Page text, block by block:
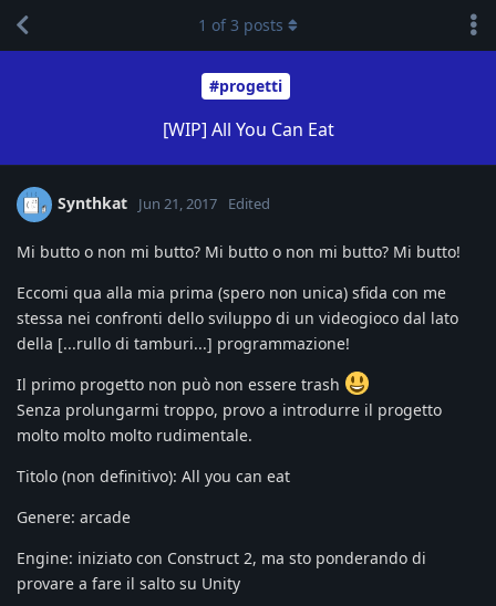
#progetti
[WIP] All You Can Eat
1 of3 posts
Synthkat Jun 21, 2017 Edited
Mi butto o non mi butto? Mi butto o non mi butto? Mi butto!
Eccomi qua alla mia prima (spero non unica) sfida con me
stessa nei confronti dello sviluppo di un videogioco dal lato
della [...rullo di tamburi...] programmazione!
Il primo progetto non può non essere trash
Senza prolungarmi troppo, provo a introdurre il progetto
molto molto molto rudimentale.
Titolo (non definitivo): All you can eat
Genere: arcade
Engine: iniziato con Construct 2, ma sto ponderando di
provare a fare il salto su Unity